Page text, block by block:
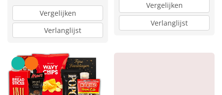
Vergelijken
Verlanglijst
Vergelijken
Verlanglijst